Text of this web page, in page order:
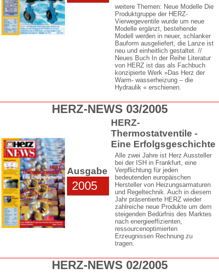
weitere Themen: Neue Modelle Die
Produktgruppe der HERZ-
Vierwegeventile wurde um neue
Modelle ergänzt, bestehende
Modell werden in neuer, schlanker
Bauform ausgeliefert, die Lanze ist
neu und einheitlich gestaltet. //
Neues Buch In der Reihe Literatur
von HERZ ist das als Fachbuch
konzipierte Werk »Das Herz der
Warm- wasserheizung – die
Hydraulik « erschienen.
HERZ-NEWS 03/2005
Ausgabe
2005
HERZ-
Thermostatventile -
Eine Erfolgsgeschichte
Alle zwei Jahre ist Herz Aussteller
bei der ISH in Frankfurt, eine
Verpflichtung für jeden
bedeutenden europäischen
Hersteller von Heizungsarmaturen
und Regeltechnik. Auch in diesem
Jahr präsentierte HERZ wieder
zahlreiche neue Produkte um dem
steigenden Bedürfnis des Marktes
nach energieeffizienten,
ressourcenoptimierten
Erzeugnissen Rechnung zu
tragen.
HERZ-NEWS 02/2005